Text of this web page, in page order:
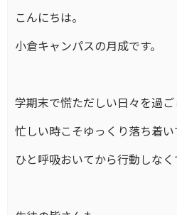
こんにちは。
小倉キャンパスの月成です。
学期末で慌ただしい日々を過ご
忙しい時こそゆっくり落ち着い
ひと呼吸おいてから行動しなく